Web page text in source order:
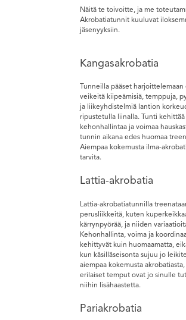
Näitä te toivoitte, ja me
Akrobatiatunnit kuuluvat
jäsenyyksiin.
Kangasakrobatia
Tunneilla pääset harjoittelemaan
veikeitä kiipeämisiä, temppuja,
ja liikeyhdistelmiä lantion
ripustetulla liinalla. Tunti kehittää
kehonhallintaa ja voimaa
tunnin aikana edes huomaa
Aiempaa kokemusta ilma-
tarvita.
Lattia-akrobatia
Lattia-akrobatiatunnilla
perusliikkeitä, kuten
kärrynpyörää, ja niiden
Kehonhallinta, voima ja
kehittyvät kuin huomaamatta,
kun käsilläseisonta sujuu jo
aiempaa kokemusta
erilaiset temput ovat jo sinulle
niihin lisähaastetta.
Pariakrobatia